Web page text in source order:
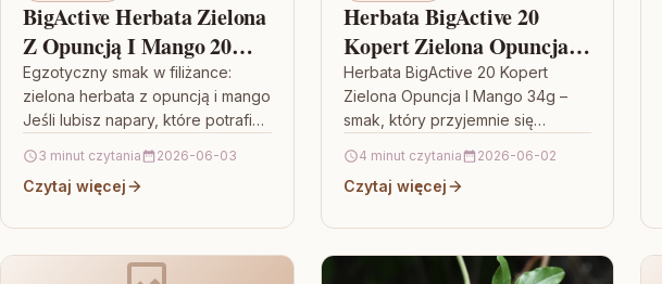
BigActive Herbata Zielona
Z Opuncją I Mango 20
Torebek
Egzotyczny smak w filiżance:
zielona herbata z opuncją i mango
Jeśli lubisz napary, które potrafią
Zielona Z Opuncją I Mango 20…
3 minut czytania 2026-06-03
Czytaj więcej
Herbata BigActive 20
Kopert Zielona Opuncja I
Mango 34g
Herbata BigActive 20 Kopert
Zielona Opuncja I Mango 34g –
smak, który przyjemnie się
zielonej o wyrazistym, owocowym
charakterze, sięgnij…
4 minut czytania 2026-06-02
Czytaj więcej